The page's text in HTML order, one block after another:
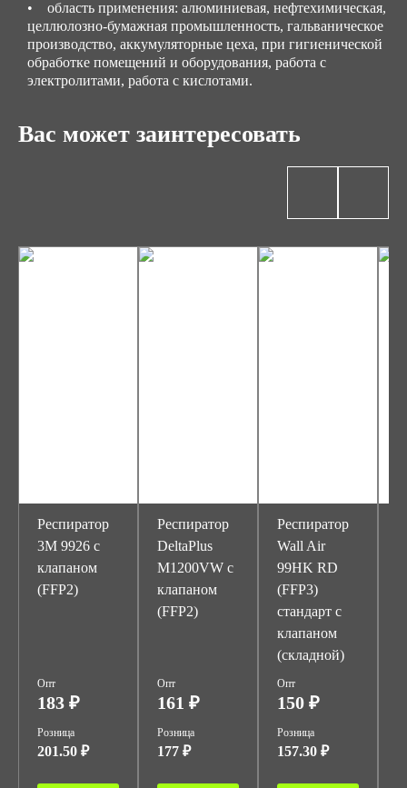
• область применения: алюминиевая, нефтехимическая,
целлюлозно-бумажная промышленность, гальваническое
производство, аккумуляторные цеха, при гигиенической
обработке помещений и оборудования, работа с
электролитами, работа с кислотами.
Вас может заинтересовать
Респиратор
3М 9926 с
клапаном
(FFP2)
Опт
183 ₽
Розница
201.50 ₽
Респиратор
DeltaPlus
M1200VW с
клапаном
(FFP2)
Опт
161 ₽
Розница
177 ₽
Респиратор
Wall Air
99HK RD
(FFP3)
стандарт с
клапаном
(складной)
Опт
150 ₽
Розница
157.30 ₽